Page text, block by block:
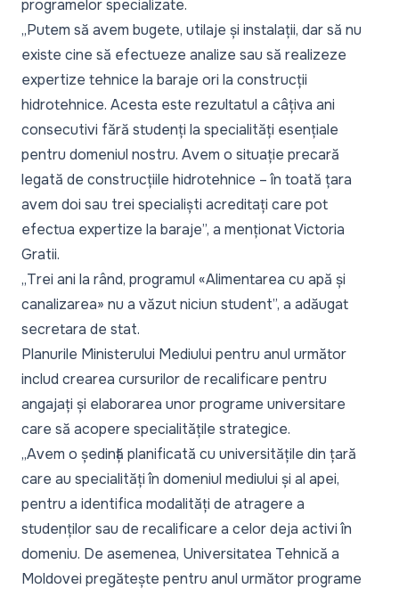
programelor specializate.
„Putem să avem bugete, utilaje și instalații, dar să nu
existe cine să efectueze analize sau să realizeze
expertize tehnice la baraje ori la construcții
hidrotehnice. Acesta este rezultatul a câțiva ani
consecutivi fără studenți la specialități esențiale
pentru domeniul nostru. Avem o situație precară
legată de construcțiile hidrotehnice – în toată țara
avem doi sau trei specialiști acreditați care pot
efectua expertize la baraje”, a menționat Victoria
Gratii.
„Trei ani la rând, programul «Alimentarea cu apă și
canalizarea» nu a văzut niciun student”, a adăugat
secretara de stat.
Planurile Ministerului Mediului pentru anul următor
includ crearea cursurilor de recalificare pentru
angajați și elaborarea unor programe universitare
care să acopere specialitățile strategice.
„Avem o ședință planificată cu universitățile din țară
care au specialități în domeniul mediului și al apei,
pentru a identifica modalități de atragere a
studenților sau de recalificare a celor deja activi în
domeniu. De asemenea, Universitatea Tehnică a
Moldovei pregătește pentru anul următor programe